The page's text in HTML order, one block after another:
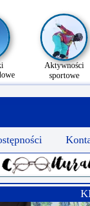
Aktywności
sportowe